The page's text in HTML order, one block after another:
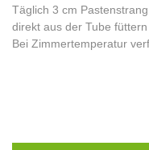
Täglich 3 cm
direkt aus der Tube
Bei Zimmertemperatur